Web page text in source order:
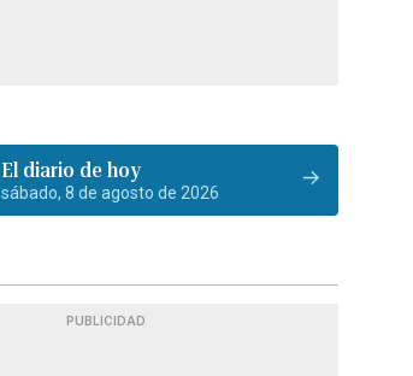
El diario de hoy
sábado, 8 de agosto de 2026
PUBLICIDAD